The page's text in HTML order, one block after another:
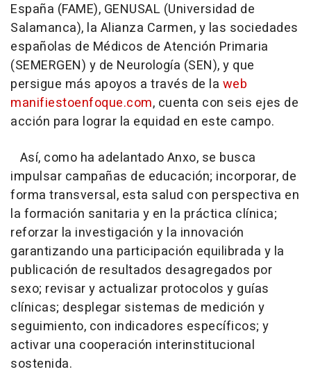
España (FAME), GENUSAL (Universidad de
Salamanca), la Alianza Carmen, y las sociedades
españolas de Médicos de Atención Primaria
(SEMERGEN) y de Neurología (SEN), y que
persigue más apoyos a través de la web
manifiestoenfoque.com, cuenta con seis ejes de
acción para lograr la equidad en este campo.
Así, como ha adelantado Anxo, se busca
impulsar campañas de educación; incorporar, de
forma transversal, esta salud con perspectiva en
la formación sanitaria y en la práctica clínica;
reforzar la investigación y la innovación
garantizando una participación equilibrada y la
publicación de resultados desagregados por
sexo; revisar y actualizar protocolos y guías
clínicas; desplegar sistemas de medición y
seguimiento, con indicadores específicos; y
activar una cooperación interinstitucional
sostenida.